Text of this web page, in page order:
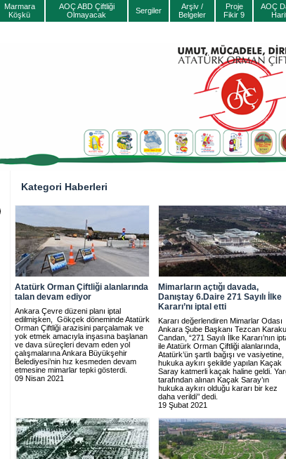
Marmara
Köşkü
AOÇ ABD Çiftliği
Olmayacak
Sergiler
Arşiv /
Belgeler
Proje
Fikir 9
AOÇ
Kategori Haberleri
Atatürk Orman Çiftliği alanlarında
talan devam ediyor
Ankara Çevre düzeni planı iptal
edilmişken, Gökçek döneminde Atatürk
Orman Çiftliği arazisini parçalamak ve
yok etmek amacıyla inşasına başlanan
ve dava süreçleri devam eden yol
çalışmalarına Ankara Büyükşehir
Belediyesi’nin hız kesmeden devam
etmesine mimarlar tepki gösterdi.
09 Nisan 2021
Mimarların açtığı davada,
Danıştay 6.Daire 271 Sayılı İlke
Kararı’nı iptal etti
Kararı değerlendiren Mimarlar Odası
Ankara Şube Başkanı Tezcan
Candan, “271 Sayılı İlke Kararı’nın
ile Atatürk Orman Çiftliği alanlarında,
Atatürk’ün şartlı bağışı ve vasiyetine,
hukuka aykırı şekilde yapılan Kaçak
Saray katmerli kaçak haline geldi.
tarafından alınan Kaçak Saray’ın
hukuka aykırı olduğu kararı bir kez
daha verildi’’ dedi.
19 Şubat 2021